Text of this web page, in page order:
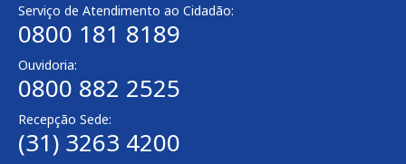
Serviço de Atendimento ao Cidadão:
0800 181 8189
Ouvidoria:
0800 882 2525
Recepção Sede:
(31) 3263 4200